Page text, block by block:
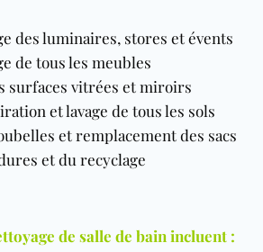
des luminaires, stores et évents
de tous les meubles
surfaces vitrées et miroirs
et lavage de tous les sols
et remplacement des sacs
et du recyclage
de salle de bain incluent :